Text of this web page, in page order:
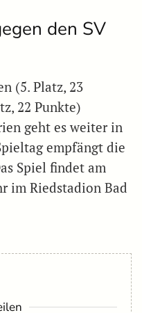
den SV
(5. Platz, 23
22 Punkte)
geht es weiter in
empfängt die
Spiel findet am
im Riedstadion Bad